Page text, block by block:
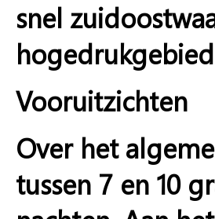
snel
Vooruitzichten
Over het
tussen 7 en 10